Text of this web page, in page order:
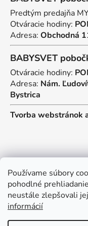
Používame súbory
pohodlné
neustále zlepšovali
informácií
Predtým predajňa
Otváracie hodiny:
Adresa: Obchodná
BABYSVET
Otváracie hodiny:
Adresa: Nám.
Bystrica
Tvorba webstránok
Kontakt
predajna@
+421 902